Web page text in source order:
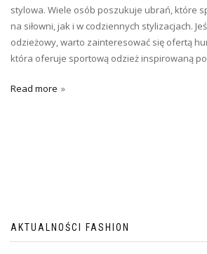
stylowa. Wiele osób poszukuje ubrań, które
na siłowni, jak i w codziennych stylizacjach.
odzieżowy, warto zainteresować się ofertą
która oferuje sportową odzież inspirowaną
Read more
AKTUALNOŚCI FASHION